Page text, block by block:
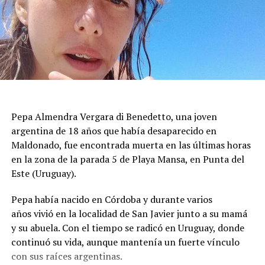
Durante la mañana siguiente, los bomberos
mantuvieron un operativo de inspección para evaluar
grietas, desprendimientos de revestimientos y posibles
riesgos de colapso. Las tareas priorizaron los inmuebles
con daños visibles antes de autorizar el regreso de los
zona.
El ministro de Protección Civil, Nello Musumeci, advirtió
sobre la continuidad de la actividad sísmica y señaló que
“nuevos eventos de magnitud superior a 3 podrían
las autoridades locales, que mantienen el monitoreo
para detectar réplicas y coordinar asistencia donde haga
falta.
Pepa Almendra Vergara di Benedetto, una joven
argentina de 18 años que había desaparecido en
Maldonado, fue encontrada muerta en las últimas horas
en la zona de la parada 5 de Playa Mansa, en Punta del
Este (Uruguay).
Pepa había nacido en Córdoba y durante varios
años vivió en la localidad de San Javier junto a su mamá
y su abuela. Con el tiempo se radicó en Uruguay, donde
continuó su vida, aunque mantenía un fuerte vínculo
con sus raíces argentinas.